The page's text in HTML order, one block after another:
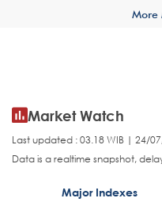
More
Market Watch
Last updated : 03.18 WIB | 24/
Data is a realtime snapshot,
Major Indexes